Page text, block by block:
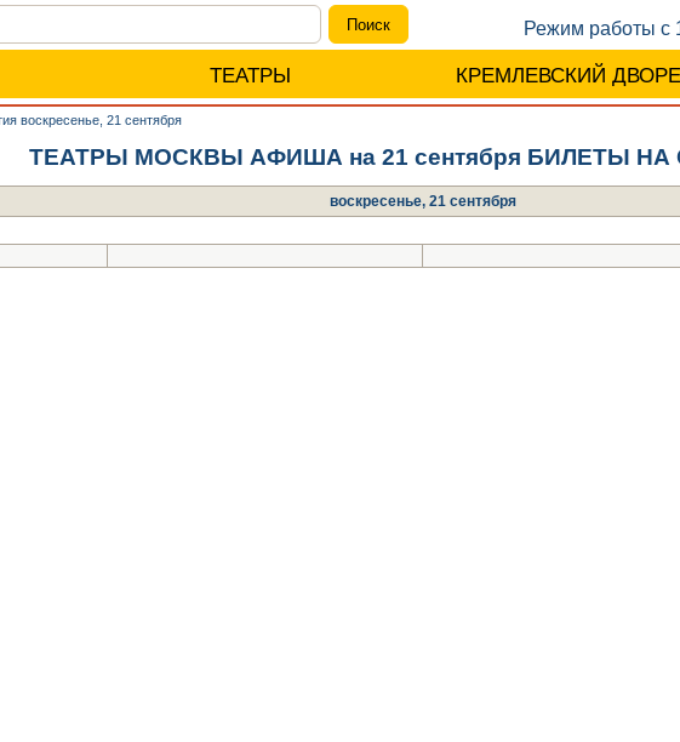
Режим работы с
ТЕАТРЫ КРЕМЛЕВСКИЙ
воскресенье, 21 сентября
ТЕАТРЫ МОСКВЫ АФИША на 21 сентября БИЛЕТЫ НА
воскресенье, 21 сентября